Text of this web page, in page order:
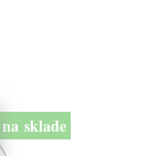
na sklade